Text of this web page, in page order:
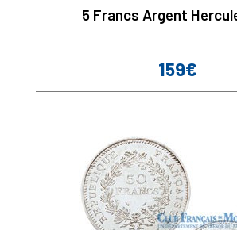
5 Francs Argent
Prix
159€